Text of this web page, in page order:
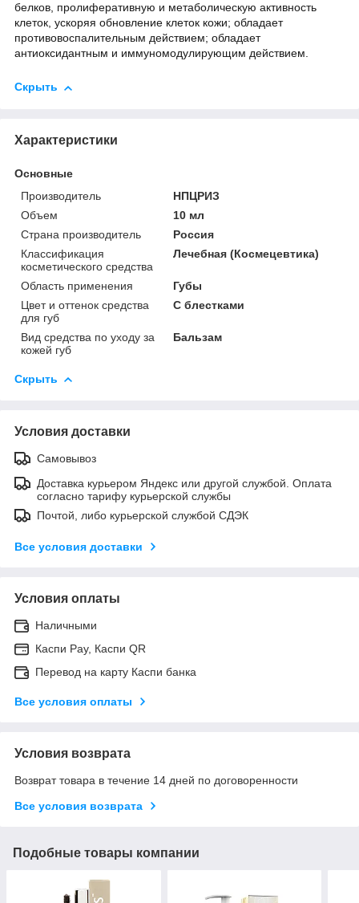
белков, пролиферативную и метаболическую активность
клеток, ускоряя обновление клеток кожи; обладает
противовоспалительным действием; обладает
антиоксидантным и иммуномодулирующим действием.
Скрыть
Характеристики
Основные
Производитель
НПЦРИЗ
Объем
10 мл
Страна производитель
Россия
Классификация
косметического средства
Лечебная (Космецевтика)
Область применения
Губы
Цвет и оттенок средства
для губ
С блестками
Вид средства по уходу за
кожей губ
Бальзам
Скрыть
Условия доставки
Самовывоз
Доставка курьером Яндекс или другой службой. Оплата
согласно тарифу курьерской службы
Почтой, либо курьерской службой СДЭК
Все условия доставки
Условия оплаты
Наличными
Каспи Pay, Каспи QR
Перевод на карту Каспи банка
Все условия оплаты
Условия возврата
Возврат товара в течение 14 дней по договоренности
Все условия возврата
Подобные товары компании